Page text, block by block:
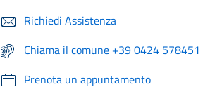
Richiedi Assistenza
Chiama il comune +39 0424 578451
Prenota un appuntamento